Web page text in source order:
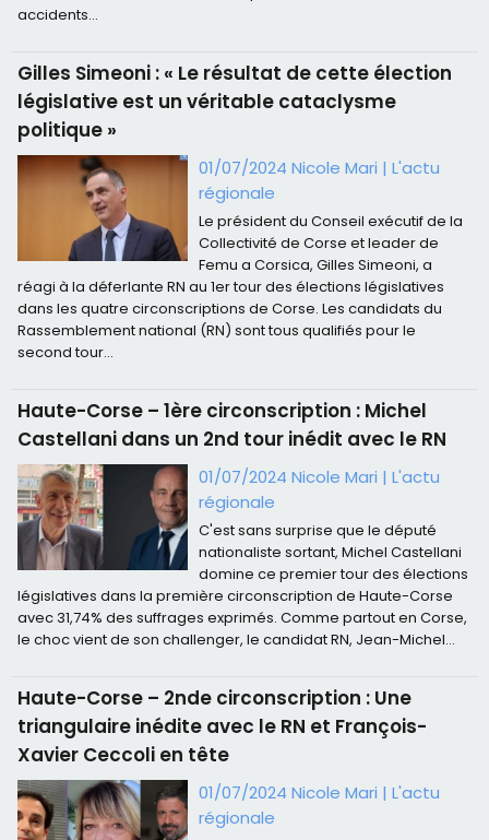
accidents...
Gilles Simeoni : « Le résultat de cette élection
législative est un véritable cataclysme
politique »
01/07/2024 Nicole Mari |L'actu
régionale
Le président du Conseil exécutif de la
Collectivité de Corse et leader de
Femu a Corsica, Gilles Simeoni, a
réagi à la déferlante RN au 1er tour des élections législatives
dans les quatre circonscriptions de Corse. Les candidats du
Rassemblement national (RN) sont tous qualifiés pour le
second tour...
Haute-Corse – 1ère circonscription : Michel
Castellani dans un 2nd tour inédit avec le RN
01/07/2024 Nicole Mari |L'actu
régionale
C'est sans surprise que le député
nationaliste sortant, Michel Castellani
domine ce premier tour des élections
législatives dans la première circonscription de Haute-Corse
avec 31,74% des suffrages exprimés. Comme partout en Corse,
le choc vient de son challenger, le candidat RN, Jean-Michel...
Haute-Corse – 2nde circonscription : Une
triangulaire inédite avec le RN et François-
Xavier Ceccoli en tête
01/07/2024 Nicole Mari |L'actu
régionale